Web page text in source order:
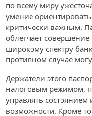
по всему миру
умение
критически важным.
облегчает совершение
широкому спектру
противном случае
Держатели этого
налоговым режимом,
управлять
возможности. Кроме